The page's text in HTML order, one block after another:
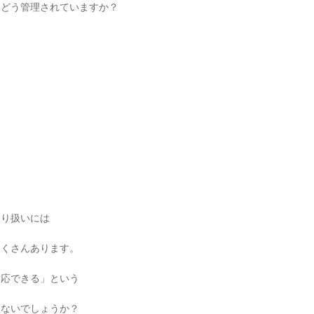
う管理されていますか？
扱いには
さんあります。
できる」という
いでしょうか？